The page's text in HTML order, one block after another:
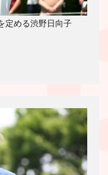
定める渋野日向子